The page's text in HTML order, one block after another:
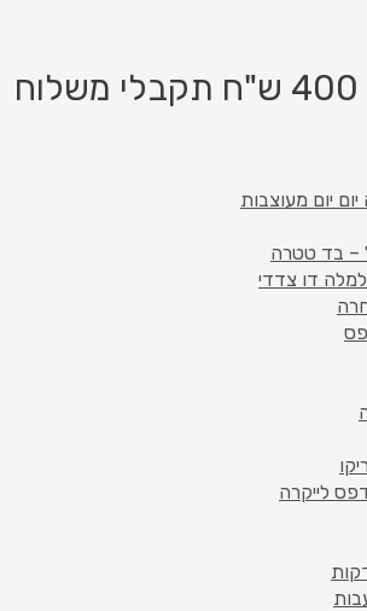
בקנייה מעל 400 ש"ח תקבלי משלוח
יום מעוצבות
– בד טטרה
דו צדדי
לייקרה